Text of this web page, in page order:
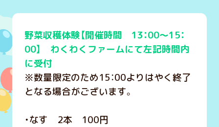
野菜収穫体験【開催時間 13：00～15：
00】 わくわくファームにて左記時間内
に受付
※数量限定のため15：00よりはやく終了
となる場合がございます。
・なす 2本 100円